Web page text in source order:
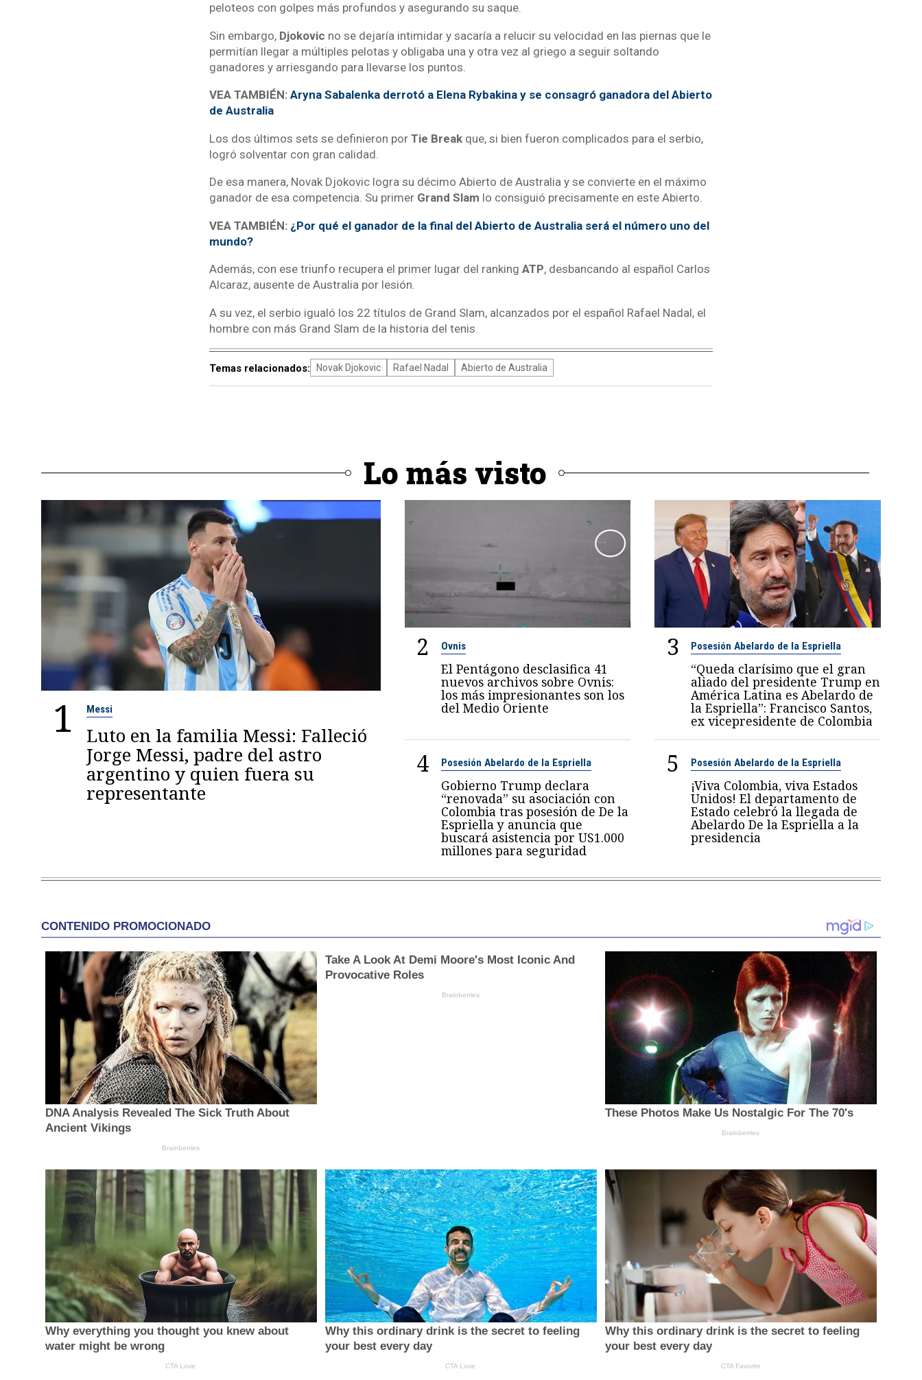
peloteos con golpes más profundos y asegurando su saque.
Sin embargo, Djokovic no se dejaría intimidar y sacaría a relucir su velocidad en las piernas que le
permitían llegar a múltiples pelotas y obligaba una y otra vez al griego a seguir soltando
ganadores y arriesgando para llevarse los puntos.
VEA TAMBIÉN: Aryna Sabalenka derrotó a Elena Rybakina y se consagró ganadora del Abierto
de Australia
Los dos últimos sets se definieron por Tie Breakque, si bien fueron complicados para el serbio,
logró solventar con gran calidad.
De esa manera, Novak Djokovic logra su décimo Abierto de Australia y se convierte en el máximo
ganador de esa competencia. Su primer Grand Slam lo consiguió precisamente en este Abierto.
VEA TAMBIÉN: ¿Por qué el ganador de la final del Abierto de Australia será el número uno del
mundo?
Además, con ese triunfo recupera el primer lugar del ranking ATP, desbancando al español Carlos
Alcaraz, ausente de Australia por lesión.
A su vez, el serbio igualó los 22 títulos de Grand Slam, alcanzados por el español Rafael Nadal, el
hombre con más Grand Slam de la historia del tenis.
Temas relacionados: Novak Djokovic Rafael Nadal Abierto de Australia
Lo más visto
1 Messi
Luto en la familia Messi: Falleció
Jorge Messi, padre del astro
argentino y quien fuera su
representante
2 Ovnis
El Pentágono desclasifica 41
nuevos archivos sobre Ovnis:
los más impresionantes son los
del Medio Oriente
3 Posesión Abelardo de la Espriella
“Queda clarísimo que el gran
aliado del presidente Trump en
América Latina es Abelardo de
la Espriella”: Francisco Santos,
ex vicepresidente de Colombia
4 Posesión Abelardo de la Espriella
Gobierno Trump declara
“renovada” su asociación con
Colombia tras posesión de De la
Espriella y anuncia que
buscará asistencia por US1.000
millones para seguridad
5 Posesión Abelardo de la Espriella
¡Viva Colombia, viva Estados
Unidos! El departamento de
Estado celebró la llegada de
Abelardo De la Espriella a la
presidencia